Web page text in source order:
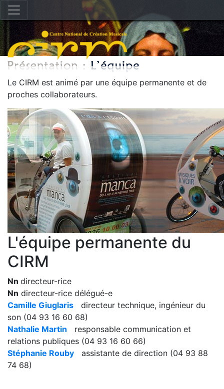
Le CIRM est animé par une équipe permanente et de
proches collaborateurs.
L'équipe permanente du
CIRM
Nn directeur-rice
Nn directeur-rice délégué-e
Camille Giuglaris directeur technique, ingénieur du
son (04 93 16 60 68)
Nathalie Martin responsable communication et
relations publiques (04 93 16 60 66)
Stéphanie Rouby assistante de direction (04 93 88
74 68)